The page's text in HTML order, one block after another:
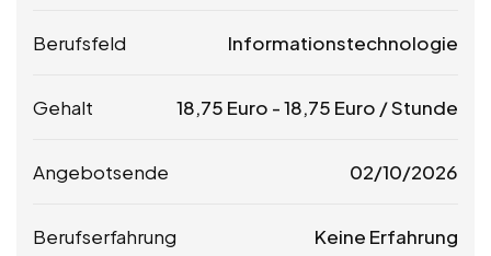
Berufsfeld Informationstechnologie
Gehalt 18,75 Euro -18,75 Euro / Stunde
Angebotsende 02/10/2026
Berufserfahrung Keine Erfahrung